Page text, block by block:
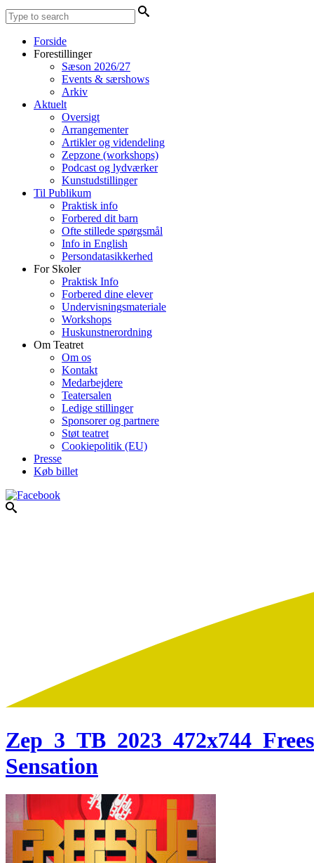
Forside
Forestillinger
Sæson 2026/27
Events & særshows
Arkiv
Aktuelt
Oversigt
Arrangementer
Artikler og videndeling
Zepzone (workshops)
Podcast og lydværker
Kunstudstillinger
Til Publikum
Praktisk info
Forbered dit barn
Ofte stillede spørgsmål
Info in English
Persondatasikkerhed
For Skoler
Praktisk Info
Forbered dine elever
Undervisningsmateriale
Workshops
Huskunstnerordning
Om Teatret
Om os
Kontakt
Medarbejdere
Teatersalen
Ledige stillinger
Sponsorer og partnere
Støt teatret
Cookiepolitik (EU)
Presse
Køb billet
Sensation